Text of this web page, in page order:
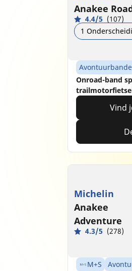
Anakee
4.4/5 (107)
1
Onroad-band
Vind
Michelin
Anakee
Adventure
4.3/5 (278)
M+S